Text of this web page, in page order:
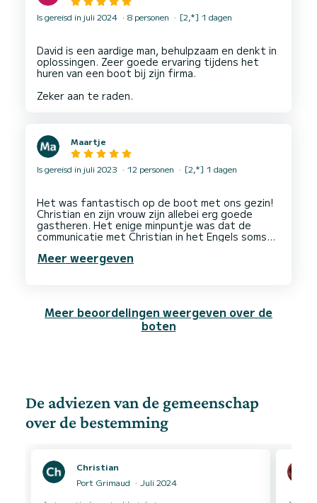
Is gereisd in juli 2024 8 personen [2,*] 1 dagen
David is een aardige man, behulpzaam en denkt in
oplossingen. Zeer goede ervaring tijdens het
huren van een boot bij zijn firma.
Maartje
Is gereisd in juli 2023 12 personen [2,*] 1 dagen
Het was fantastisch op de boot met ons gezin!
Christian en zijn vrouw zijn allebei erg goede
gastheren. Het enige minpuntje was dat de
communicatie met Christian in het Engels soms
Meer weergeven
Meer beoordelingen weergeven over de
boten
De adviezen van de gemeenschap
over de bestemming
Christian
Port Grimaud
Juli 2024